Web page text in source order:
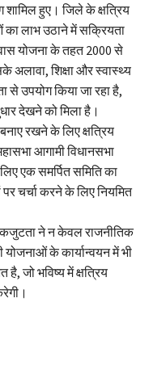
हुए। जिले के क्षत्रिय
का लाभ उठाने में सक्रियता
योजना के तहत 2000 से
अलावा, शिक्षा और स्वास्थ्य
से उपयोग किया जा रहा है,
देखने को मिला है।
रखने के लिए क्षत्रिय
आगामी विधानसभा
एक समर्पित समिति का
पर चर्चा करने के लिए नियमित
ने न केवल राजनीतिक
योजनाओं के कार्यान्वयन में भी
जो भविष्य में क्षत्रिय